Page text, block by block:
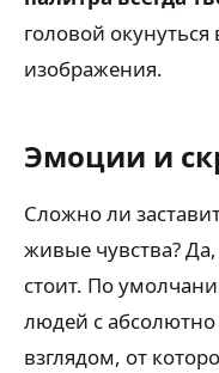
головой
изображения.
Эмоции и
Сложно ли
живые чувства?
стоит. По
людей с
взглядом, от